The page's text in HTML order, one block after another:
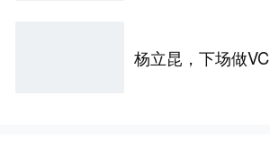
杨立昆，下场做VC